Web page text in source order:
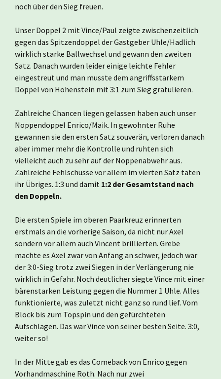
noch über den Sieg freuen.
Unser Doppel 2 mit Vince/Paul zeigte zwischenzeitlich
gegen das Spitzendoppel der Gastgeber Uhle/Hadlich
wirklich starke Ballwechsel und gewann den zweiten
Satz. Danach wurden leider einige leichte Fehler
eingestreut und man musste dem angriffsstarkem
Doppel von Hohenstein mit 3:1 zum Sieg gratulieren.
Zahlreiche Chancen liegen gelassen haben auch unser
Noppendoppel Enrico/Maik. In gewohnter Ruhe
gewannen sie den ersten Satz souverän, verloren danach
aber immer mehr die Kontrolle und ruhten sich
vielleicht auch zu sehr auf der Noppenabwehr aus.
Zahlreiche Fehlschüsse vor allem im vierten Satz taten
ihr Übriges. 1:3 und damit 1:2 der Gesamtstand nach
den Doppeln.
Die ersten Spiele im oberen Paarkreuz erinnerten
erstmals an die vorherige Saison, da nicht nur Axel
sondern vor allem auch Vincent brillierten. Grebe
machte es Axel zwar von Anfang an schwer, jedoch war
der 3:0-Sieg trotz zwei Siegen in der Verlängerung nie
wirklich in Gefahr. Noch deutlicher siegte Vince mit einer
bärenstarken Leistung gegen die Nummer 1 Uhle. Alles
funktionierte, was zuletzt nicht ganz so rund lief. Vom
Block bis zum Topspin und den gefürchteten
Aufschlägen. Das war Vince von seiner besten Seite. 3:0,
weiter so!
In der Mitte gab es das Comeback von Enrico gegen
Vorhandmaschine Roth. Nach nur zwei